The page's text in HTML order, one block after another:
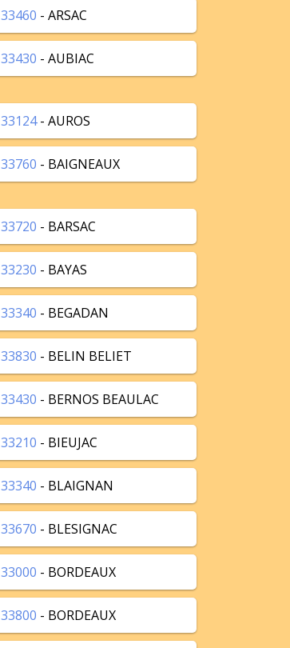
33460 - ARSAC
33430 - AUBIAC
33124- AUROS
33760 - BAIGNEAUX
33720 - BARSAC
33230 - BAYAS
33340 - BEGADAN
33830 - BELIN BELIET
33430 - BERNOS BEAULAC
33210 - BIEUJAC
33340 - BLAIGNAN
33670 - BLESIGNAC
33000 - BORDEAUX
33800 - BORDEAUX